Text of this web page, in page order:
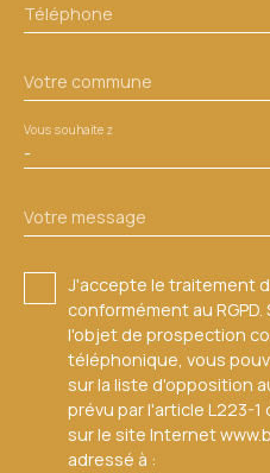
Téléphone
Votre commune
-
Vous souhaitez
Votre message
J'accepte le traitement
conformément au
l'objet de prospection
téléphonique, vous
sur la liste d'opposition
prévu par l'article L223-
sur le site Internet
adressé à :